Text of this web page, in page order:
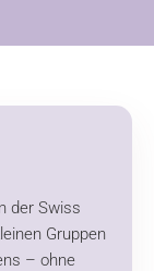
der Swiss
Gruppen
– ohne